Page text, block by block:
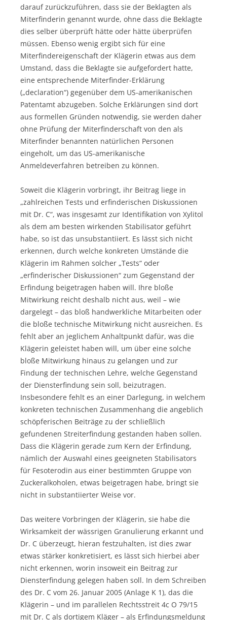
darauf zurückzuführen, dass sie der Beklagten als
Miterfinderin genannt wurde, ohne dass die Beklagte
dies selber überprüft hätte oder hätte überprüfen
müssen. Ebenso wenig ergibt sich für eine
Miterfindereigenschaft der Klägerin etwas aus dem
Umstand, dass die Beklagte sie aufgefordert hatte,
eine entsprechende Miterfinder-Erklärung
(„declaration“) gegenüber dem US-amerikanischen
Patentamt abzugeben. Solche Erklärungen sind dort
aus formellen Gründen notwendig, sie werden daher
ohne Prüfung der Miterfinderschaft von den als
Miterfinder benannten natürlichen Personen
eingeholt, um das US-amerikanische
Anmeldeverfahren betreiben zu können.
Soweit die Klägerin vorbringt, ihr Beitrag liege in
„zahlreichen Tests und erfinderischen Diskussionen
mit Dr. C“, was insgesamt zur Identifikation von Xylitol
als dem am besten wirkenden Stabilisator geführt
habe, so ist das unsubstantiiert. Es lässt sich nicht
erkennen, durch welche konkreten Umstände die
Klägerin im Rahmen solcher „Tests“ oder
„erfinderischer Diskussionen“ zum Gegenstand der
Erfindung beigetragen haben will. Ihre bloße
Mitwirkung reicht deshalb nicht aus, weil – wie
dargelegt – das bloß handwerkliche Mitarbeiten oder
die bloße technische Mitwirkung nicht ausreichen. Es
fehlt aber an jeglichem Anhaltpunkt dafür, was die
Klägerin geleistet haben will, um über eine solche
bloße Mitwirkung hinaus zu gelangen und zur
Findung der technischen Lehre, welche Gegenstand
der Diensterfindung sein soll, beizutragen.
Insbesondere fehlt es an einer Darlegung, in welchem
konkreten technischen Zusammenhang die angeblich
schöpferischen Beiträge zu der schließlich
gefundenen Streiterfindung gestanden haben sollen.
Dass die Klägerin gerade zum Kern der Erfindung,
nämlich der Auswahl eines geeigneten Stabilisators
für Fesoterodin aus einer bestimmten Gruppe von
Zuckeralkoholen, etwas beigetragen habe, bringt sie
nicht in substantiierter Weise vor.
Das weitere Vorbringen der Klägerin, sie habe die
Wirksamkeit der wässrigen Granulierung erkannt und
Dr. C überzeugt, hieran festzuhalten, ist dies zwar
etwas stärker konkretisiert, es lässt sich hierbei aber
nicht erkennen, worin insoweit ein Beitrag zur
Diensterfindung gelegen haben soll. In dem Schreiben
des Dr. C vom 26. Januar 2005 (Anlage K 1), das die
Klägerin – und im parallelen Rechtsstreit 4c O 79/15
mit Dr. C als dortigem Kläger – als Erfindungsmeldung